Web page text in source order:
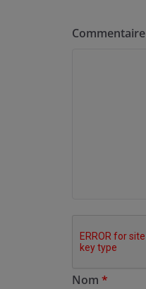
Commentaire
Nom *